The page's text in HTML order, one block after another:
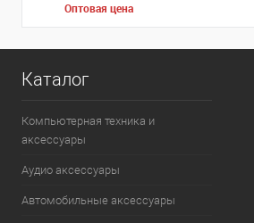
Оптовая цена
Каталог
Компьютерная техника и
аксессуары
Аудио аксессуары
Автомобильные аксессуары